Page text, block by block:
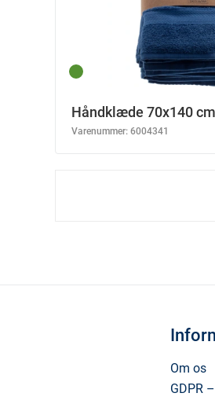
Håndklæde 70x140
Varenummer: 6004341
Om os
GDPR